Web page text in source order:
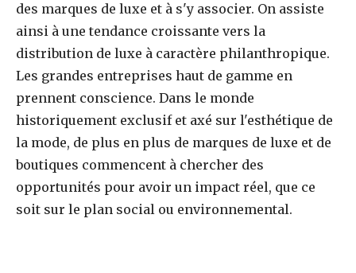
des marques de luxe et à s'y associer. On assiste
ainsi à une tendance croissante vers la
distribution de luxe à caractère philanthropique.
Les grandes entreprises haut de gamme en
prennent conscience. Dans le monde
historiquement exclusif et axé sur l'esthétique de
la mode, de plus en plus de marques de luxe et de
boutiques commencent à chercher des
opportunités pour avoir un impact réel, que ce
soit sur le plan social ou environnemental.